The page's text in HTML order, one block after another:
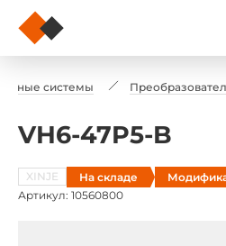
системы
VH6-47P5-B
XINJE На складе
Артикул: 10560800